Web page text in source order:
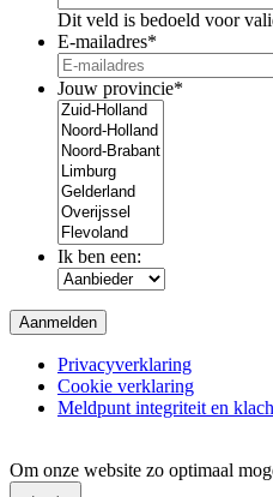
Dit veld is bedoeld voor
E-mailadres*
Jouw provincie*
Ik ben een:
Privacyverklaring
Cookie verklaring
Meldpunt integriteit en
Om onze website zo optimaal